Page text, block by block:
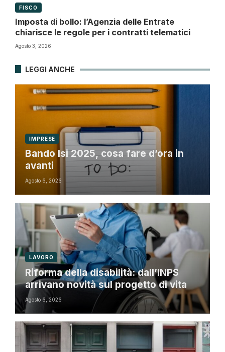
FISCO
Imposta di bollo: l’Agenzia delle Entrate
chiarisce le regole per i contratti telematici
Agosto 3, 2026
LEGGI ANCHE
IMPRESE
Bando Isi 2025, cosa fare d’ora in
avanti
Agosto 6, 2026
LAVORO
Riforma della disabilità: dall’INPS
arrivano novità sul progetto di vita
Agosto 6, 2026